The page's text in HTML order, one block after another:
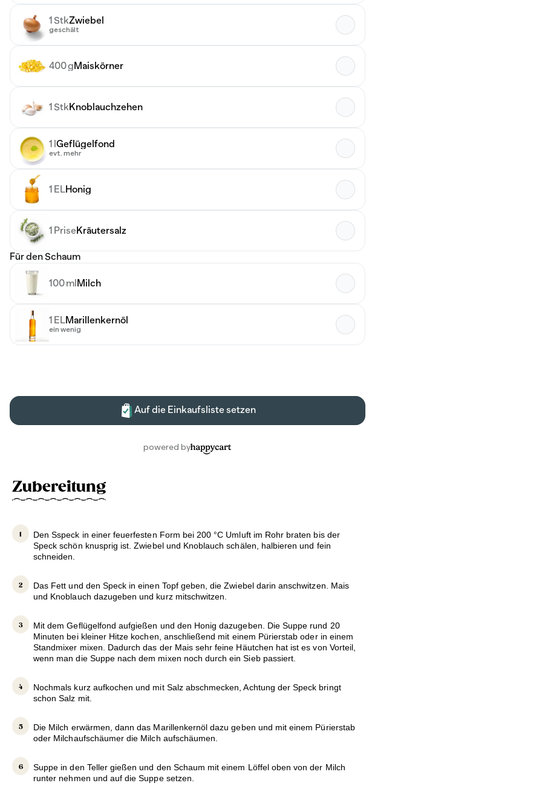
Zubereitung
Den Sspeck in einer feuerfesten Form bei 200 °C Umluft im Rohr braten bis der
Speck schön knusprig ist. Zwiebel und Knoblauch schälen, halbieren und fein
schneiden.
Das Fett und den Speck in einen Topf geben, die Zwiebel darin anschwitzen. Mais
und Knoblauch dazugeben und kurz mitschwitzen.
Mit dem Geflügelfond aufgießen und den Honig dazugeben. Die Suppe rund 20
Minuten bei kleiner Hitze kochen, anschließend mit einem Pürierstab oder in einem
Standmixer mixen. Dadurch das der Mais sehr feine Häutchen hat ist es von Vorteil,
wenn man die Suppe nach dem mixen noch durch ein Sieb passiert.
Nochmals kurz aufkochen und mit Salz abschmecken, Achtung der Speck bringt
schon Salz mit.
Die Milch erwärmen, dann das Marillenkernöl dazu geben und mit einem Pürierstab
oder Milchaufschäumer die Milch aufschäumen.
Suppe in den Teller gießen und den Schaum mit einem Löffel oben von der Milch
runter nehmen und auf die Suppe setzen.